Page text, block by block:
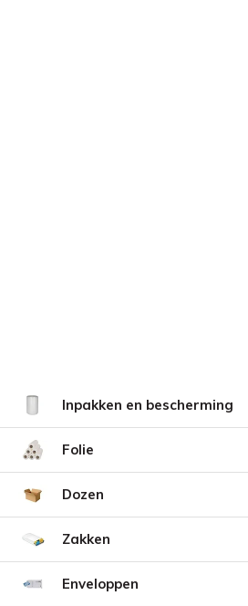
Inpakken en bescherming
Folie
Dozen
Zakken
Enveloppen